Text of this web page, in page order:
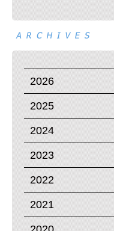
2026
2025
2024
2023
2022
2021